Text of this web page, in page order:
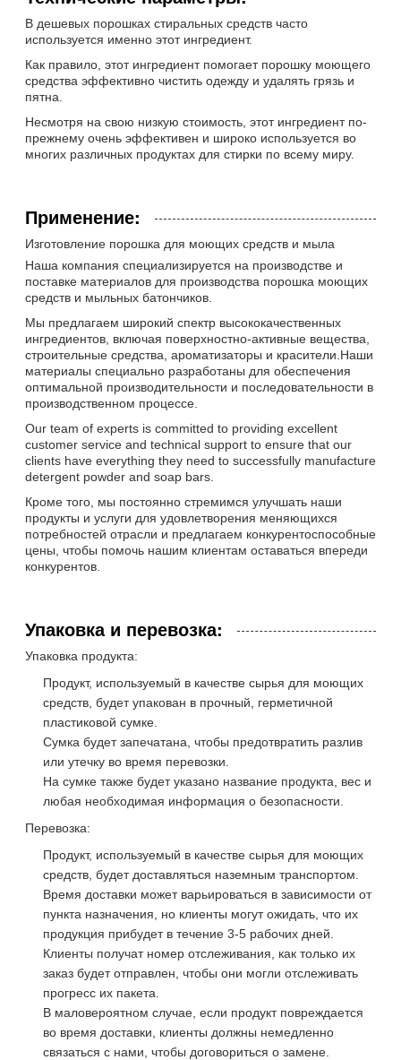
В дешевых порошках стиральных средств часто
используется именно этот ингредиент.
Как правило, этот ингредиент помогает порошку моющего
средства эффективно чистить одежду и удалять грязь и
пятна.
Несмотря на свою низкую стоимость, этот ингредиент по-
прежнему очень эффективен и широко используется во
многих различных продуктах для стирки по всему миру.
Применение:
Изготовление порошка для моющих средств и мыла
Наша компания специализируется на производстве и
поставке материалов для производства порошка моющих
средств и мыльных батончиков.
Мы предлагаем широкий спектр высококачественных
ингредиентов, включая поверхностно-активные вещества,
строительные средства, ароматизаторы и красители.Наши
материалы специально разработаны для обеспечения
оптимальной производительности и последовательности в
производственном процессе.
Our team of experts is committed to providing excellent
customer service and technical support to ensure that our
clients have everything they need to successfully manufacture
detergent powder and soap bars.
Кроме того, мы постоянно стремимся улучшать наши
продукты и услуги для удовлетворения меняющихся
потребностей отрасли и предлагаем конкурентоспособные
цены, чтобы помочь нашим клиентам оставаться впереди
конкурентов.
Упаковка и перевозка:
Упаковка продукта:
Продукт, используемый в качестве сырья для моющих
средств, будет упакован в прочный, герметичной
пластиковой сумке.
Сумка будет запечатана, чтобы предотвратить разлив
или утечку во время перевозки.
На сумке также будет указано название продукта, вес и
любая необходимая информация о безопасности.
Перевозка:
Продукт, используемый в качестве сырья для моющих
средств, будет доставляться наземным транспортом.
Время доставки может варьироваться в зависимости от
пункта назначения, но клиенты могут ожидать, что их
продукция прибудет в течение 3-5 рабочих дней.
Клиенты получат номер отслеживания, как только их
заказ будет отправлен, чтобы они могли отслеживать
прогресс их пакета.
В маловероятном случае, если продукт повреждается
во время доставки, клиенты должны немедленно
связаться с нами, чтобы договориться о замене.